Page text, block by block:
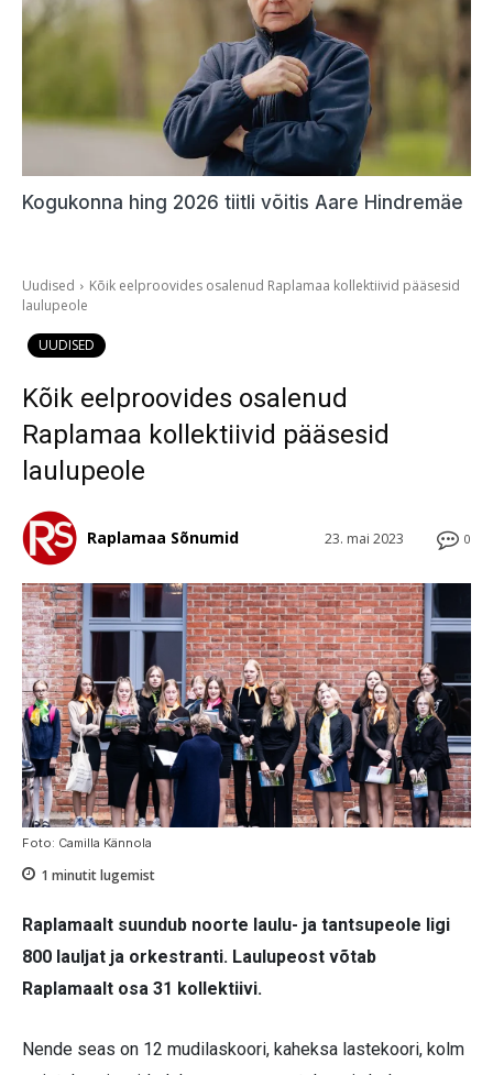
Kogukonna hing 2026 tiitli võitis Aare Hindremäe